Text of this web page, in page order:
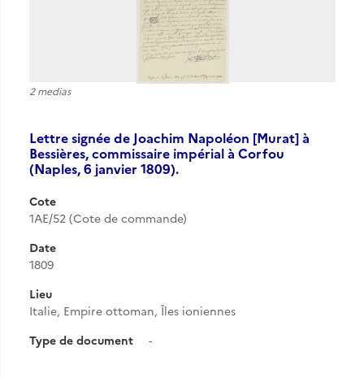
2 medias
Lettre signée de Joachim Napoléon [Murat] à
Bessières, commissaire impérial à Corfou
(Naples, 6 janvier 1809).
Cote
1AE/52 (Cote de commande)
Date
1809
Lieu
Italie, Empire ottoman, Îles ioniennes
Type de document
-